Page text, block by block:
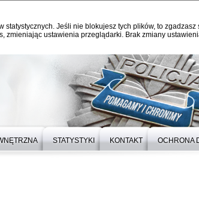
Jeśli nie blokujesz tych plików, to zgadzasz
zmieniając ustawienia przeglądarki. Brak zmiany
STATYSTYKI KONTAKT OCHRONA